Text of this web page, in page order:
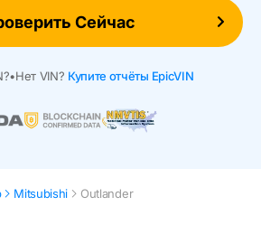
Сейчас
•Нет VIN? Купите отчёты EpicVIN
Mitsubishi Outlander